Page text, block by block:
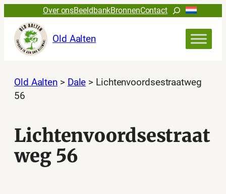
naar
inhoud
Over onsBeeldbankBronnenContactZoeken
Old Aalten
Old Aalten > Dale > Lichtenvoordsestraatweg
56
Lichtenvoordsestraat
weg 56